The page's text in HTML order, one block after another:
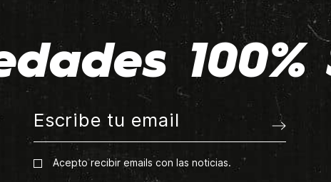
100%
Acepto recibir emails con las noticias.